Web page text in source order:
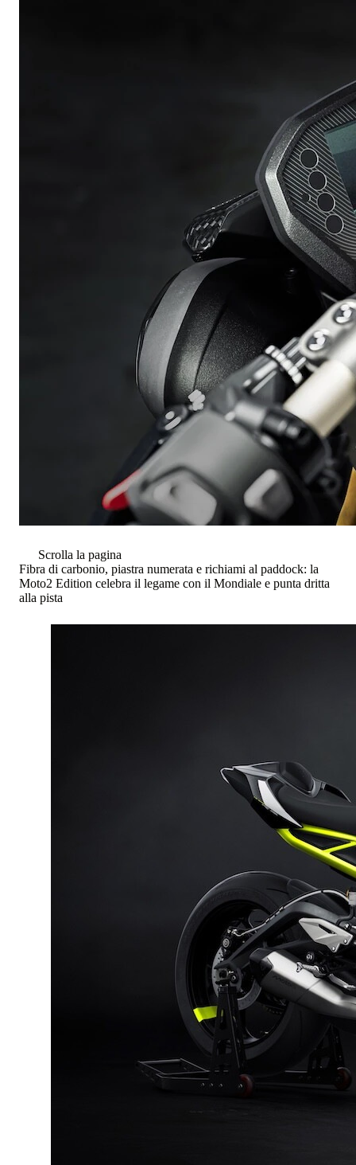
Scrolla la pagina
Fibra di carbonio, piastra numerata e richiami al paddock: la
Moto2 Edition celebra il legame con il Mondiale e punta dritta
alla pista